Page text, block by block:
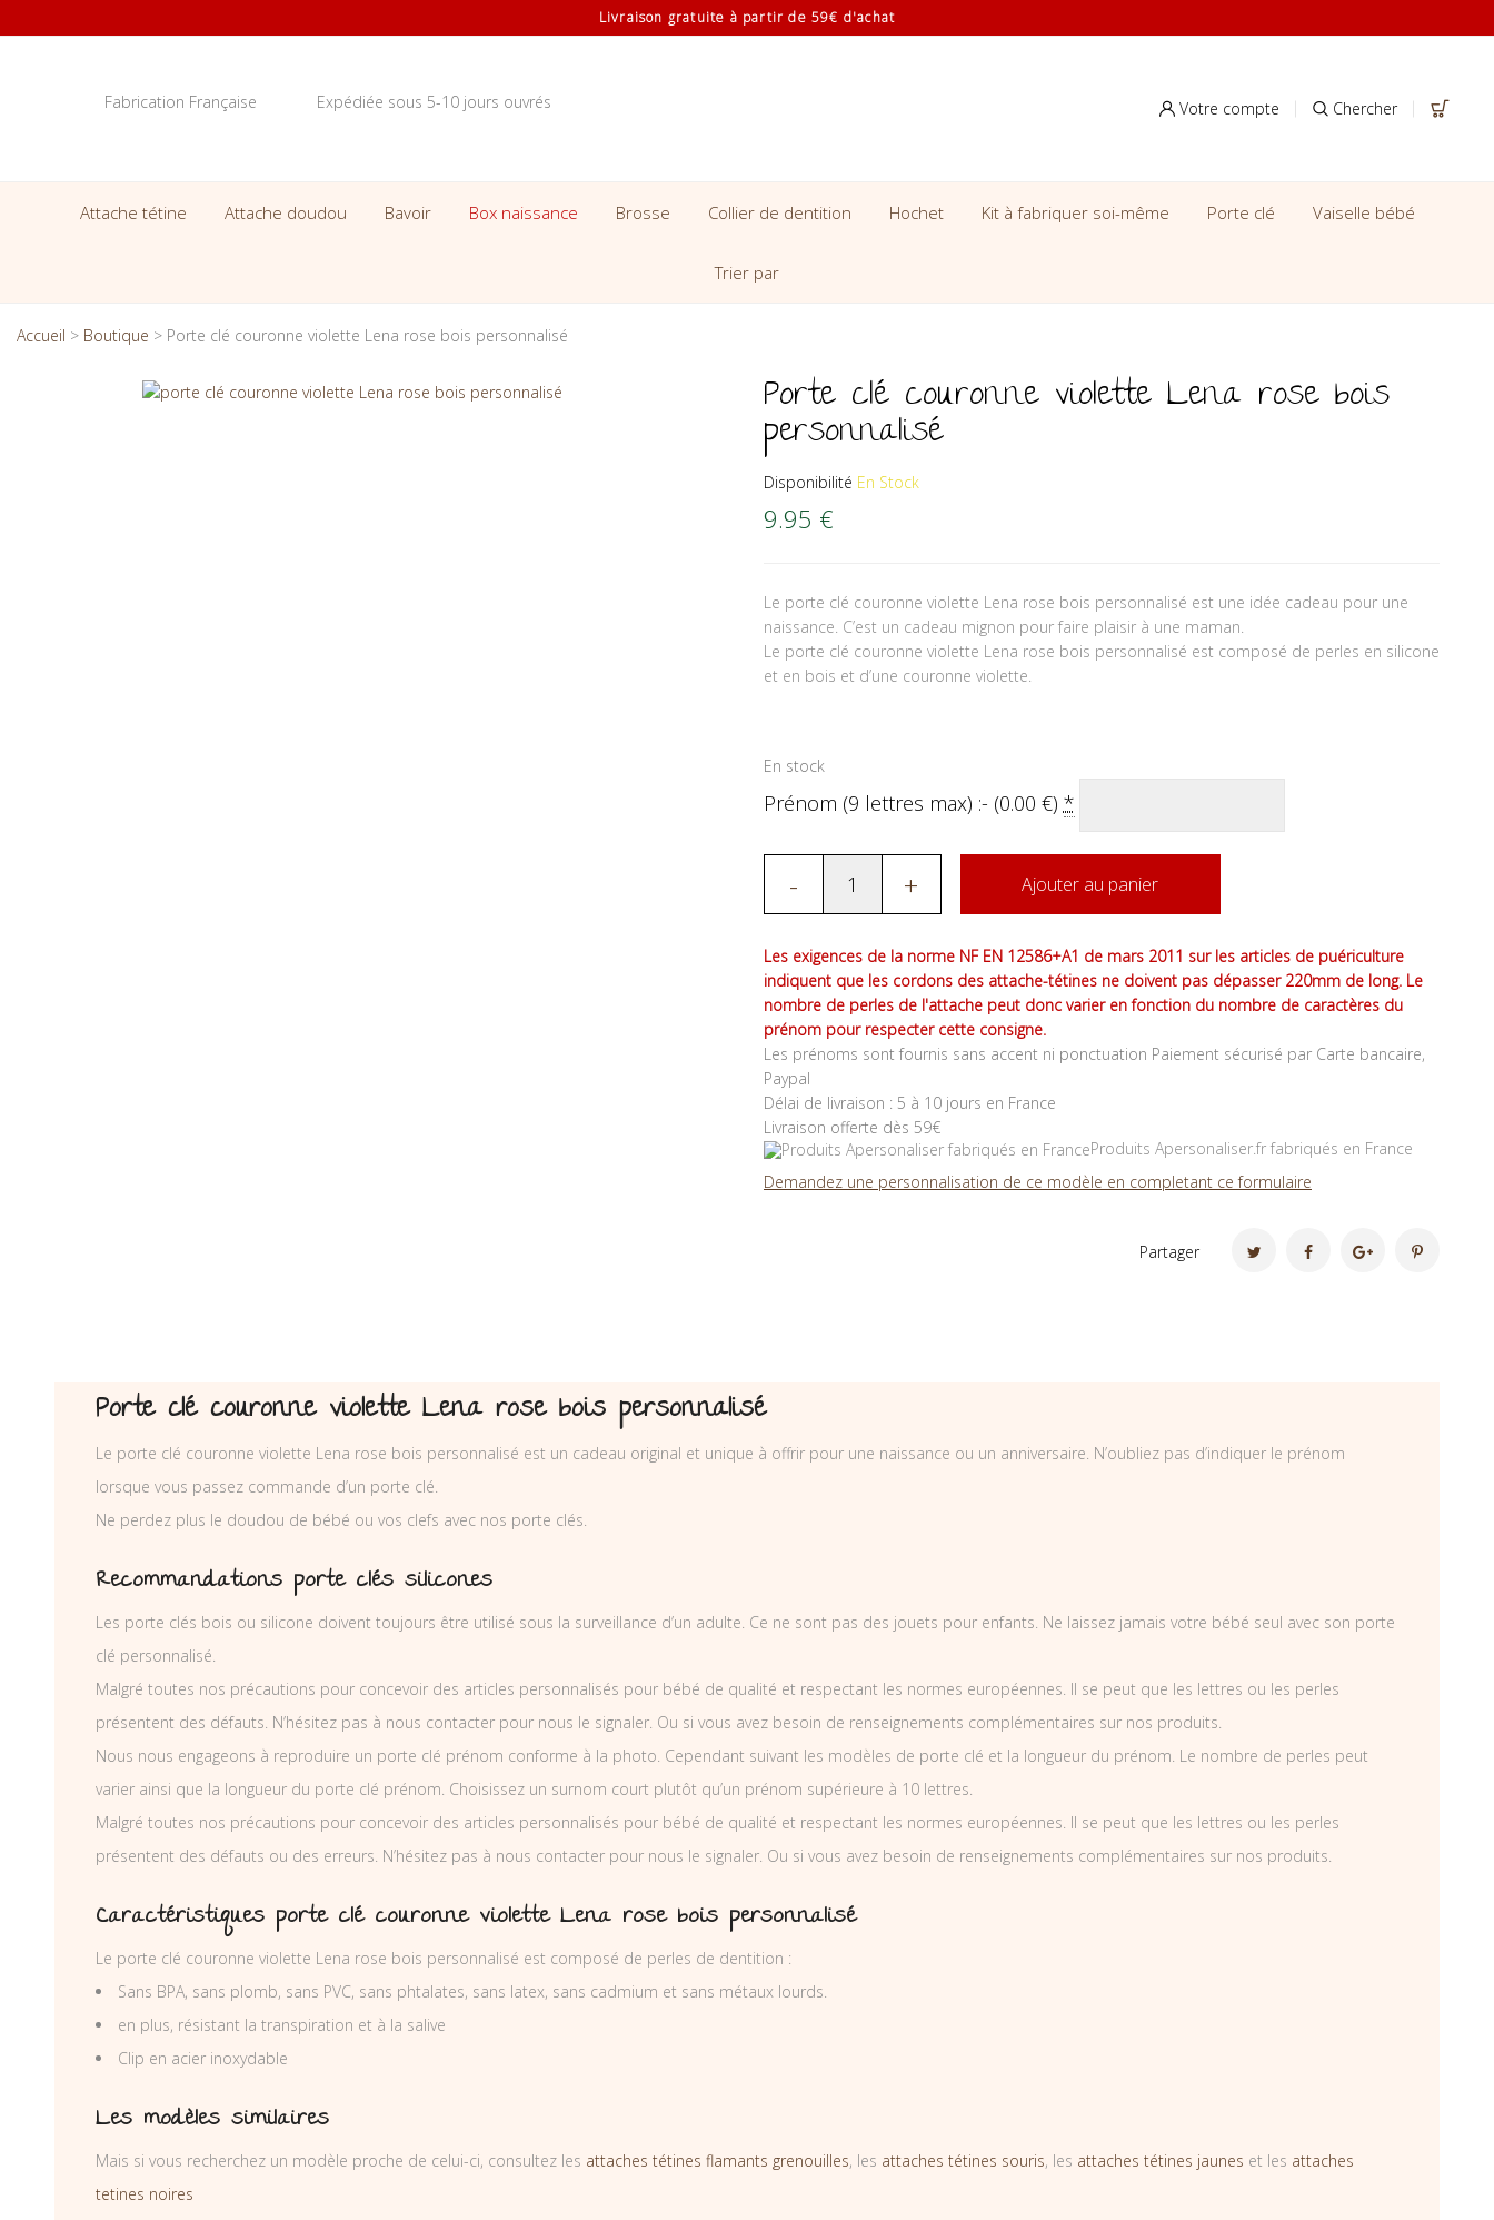
Livraison gratuite à partir de 59€ d'achat
Fabrication Française Expédiée sous 5-10 jours ouvrés Votre compte Chercher
Attache tétine Attache doudou Bavoir Box naissance Brosse Collier de dentition Hochet Kit à fabriquer soi-même Porte clé Vaiselle bébé
Trier par
Accueil > Boutique > Porte clé couronne violette Lena rose bois personnalisé
Porte clé couronne violette Lena rose bois
personnalisé
Disponibilité En Stock
9.95 €
Le porte clé couronne violette Lena rose bois personnalisé est une idée cadeau pour une
naissance. C’est un cadeau mignon pour faire plaisir à une maman.
Le porte clé couronne violette Lena rose bois personnalisé est composé de perles en silicone
et en bois et d’une couronne violette.
En stock
Prénom (9 lettres max) :- (0.00 €) *
- + Ajouter au panier
Les exigences de la norme NF EN 12586+A1 de mars 2011 sur les articles de puériculture
indiquent que les cordons des attache-tétines ne doivent pas dépasser 220mm de long. Le
nombre de perles de l'attache peut donc varier en fonction du nombre de caractères du
prénom pour respecter cette consigne.
Les prénoms sont fournis sans accent ni ponctuation Paiement sécurisé par Carte bancaire,
Paypal
Délai de livraison : 5 à 10 jours en France
Livraison offerte dès 59€
Produits Apersonaliser.fr fabriqués en France
Demandez une personnalisation de ce modèle en completant ce formulaire
Partager
Porte clé couronne violette Lena rose bois personnalisé
Le porte clé couronne violette Lena rose bois personnalisé est un cadeau original et unique à offrir pour une naissance ou un anniversaire. N’oubliez pas d’indiquer le prénom
lorsque vous passez commande d’un porte clé.
Ne perdez plus le doudou de bébé ou vos clefs avec nos porte clés.
Recommandations porte clés silicones
Les porte clés bois ou silicone doivent toujours être utilisé sous la surveillance d’un adulte. Ce ne sont pas des jouets pour enfants. Ne laissez jamais votre bébé seul avec son porte
clé personnalisé.
Malgré toutes nos précautions pour concevoir des articles personnalisés pour bébé de qualité et respectant les normes européennes. Il se peut que les lettres ou les perles
présentent des défauts. N’hésitez pas à nous contacter pour nous le signaler. Ou si vous avez besoin de renseignements complémentaires sur nos produits.
Nous nous engageons à reproduire un porte clé prénom conforme à la photo. Cependant suivant les modèles de porte clé et la longueur du prénom. Le nombre de perles peut
varier ainsi que la longueur du porte clé prénom. Choisissez un surnom court plutôt qu’un prénom supérieure à 10 lettres.
Malgré toutes nos précautions pour concevoir des articles personnalisés pour bébé de qualité et respectant les normes européennes. Il se peut que les lettres ou les perles
présentent des défauts ou des erreurs. N’hésitez pas à nous contacter pour nous le signaler. Ou si vous avez besoin de renseignements complémentaires sur nos produits.
Caractéristiques porte clé couronne violette Lena rose bois personnalisé
Le porte clé couronne violette Lena rose bois personnalisé est composé de perles de dentition :
Sans BPA, sans plomb, sans PVC, sans phtalates, sans latex, sans cadmium et sans métaux lourds.
en plus, résistant la transpiration et à la salive
Clip en acier inoxydable
Les modèles similaires
Mais si vous recherchez un modèle proche de celui-ci, consultez les attaches tétines flamants grenouilles, les attaches tétines souris, les attaches tétines jaunes et les attaches
tetines noires